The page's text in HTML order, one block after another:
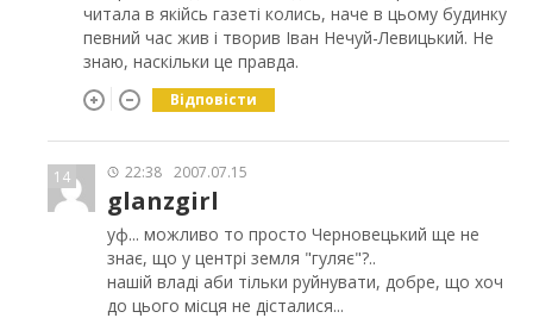
читала в якійсь газеті колись, наче в цьому будинку
певний час жив і творив Іван Нечуй-Левицький. Не
знаю, наскільки це правда.
Відповісти
14 22:38 2007.07.15
glanzgirl
уф... можливо то просто Черновецький ще не
знає, що у центрі земля "гуляє"?..
нашій владі аби тільки руйнувати, добре, що хоч
до цього місця не дісталися...